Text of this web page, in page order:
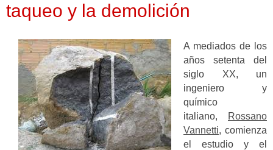
taqueo y la demolición
A mediados de los
años setenta del
siglo XX, un
ingeniero y
químico
italiano,
Rossano
Vannetti, comienza
el estudio y el